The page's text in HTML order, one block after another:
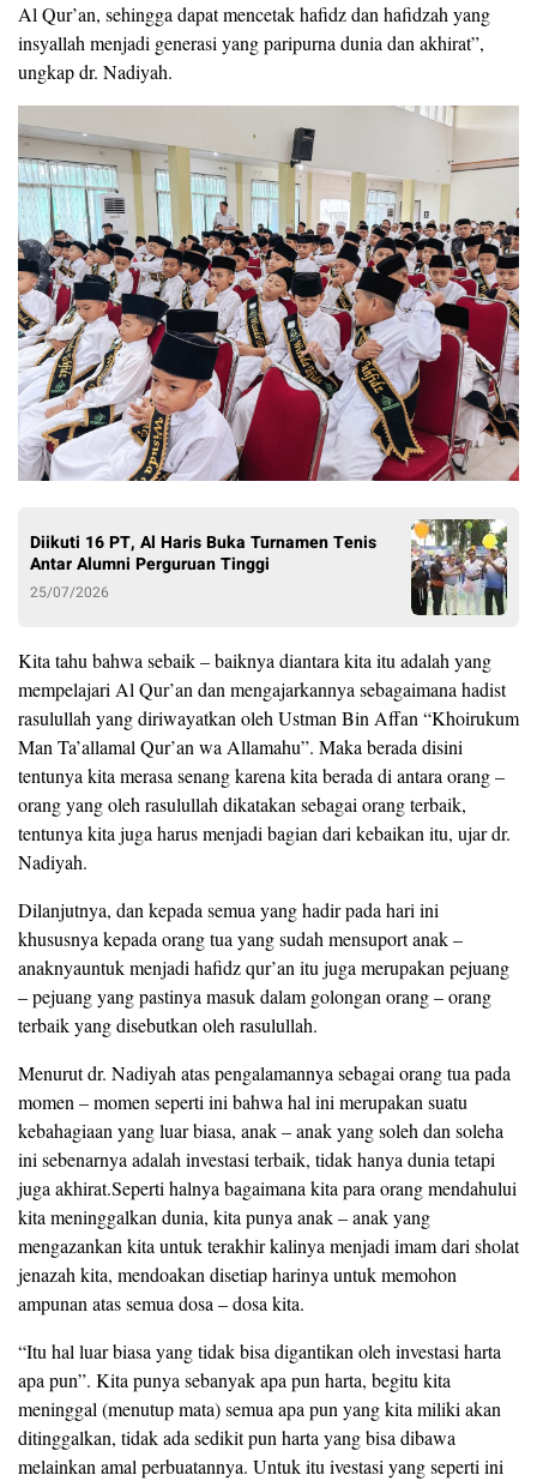
Al Qur’an, sehingga dapat mencetak hafidz dan hafidzah yang
insyallah menjadi generasi yang paripurna dunia dan akhirat”,
ungkap dr. Nadiyah.
Diikuti 16 PT, Al Haris Buka Turnamen Tenis
Antar Alumni Perguruan Tinggi
25/07/2026
Kita tahu bahwa sebaik – baiknya diantara kita itu adalah yang
mempelajari Al Qur’an dan mengajarkannya sebagaimana hadist
rasulullah yang diriwayatkan oleh Ustman Bin Affan “Khoirukum
Man Ta’allamal Qur’an wa Allamahu”. Maka berada disini
tentunya kita merasa senang karena kita berada di antara orang –
orang yang oleh rasulullah dikatakan sebagai orang terbaik,
tentunya kita juga harus menjadi bagian dari kebaikan itu, ujar dr.
Nadiyah.
Dilanjutnya, dan kepada semua yang hadir pada hari ini
khususnya kepada orang tua yang sudah mensuport anak –
anaknyauntuk menjadi hafidz qur’an itu juga merupakan pejuang
– pejuang yang pastinya masuk dalam golongan orang – orang
terbaik yang disebutkan oleh rasulullah.
Menurut dr. Nadiyah atas pengalamannya sebagai orang tua pada
momen – momen seperti ini bahwa hal ini merupakan suatu
kebahagiaan yang luar biasa, anak – anak yang soleh dan soleha
ini sebenarnya adalah investasi terbaik, tidak hanya dunia tetapi
juga akhirat.Seperti halnya bagaimana kita para orang mendahului
kita meninggalkan dunia, kita punya anak – anak yang
mengazankan kita untuk terakhir kalinya menjadi imam dari sholat
jenazah kita, mendoakan disetiap harinya untuk memohon
ampunan atas semua dosa – dosa kita.
“Itu hal luar biasa yang tidak bisa digantikan oleh investasi harta
apa pun”. Kita punya sebanyak apa pun harta, begitu kita
meninggal (menutup mata) semua apa pun yang kita miliki akan
ditinggalkan, tidak ada sedikit pun harta yang bisa dibawa
melainkan amal perbuatannya. Untuk itu ivestasi yang seperti ini